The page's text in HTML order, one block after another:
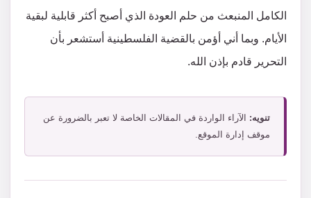
الكامل المنبعث من حلم العودة الذي أصبح أكثر قابلية لبقية
الأيام. وبما أني أؤمن بالقضية الفلسطينية أستشعر بأن
التحرير قادم بإذن الله.
تنويه: الآراء الواردة في المقالات الخاصة لا تعبر بالضرورة عن
موقف إدارة الموقع.